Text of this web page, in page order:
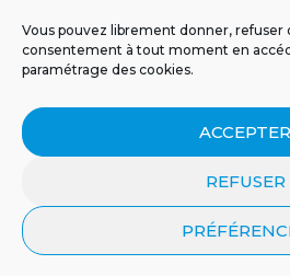
Vous pouvez librement donner, refuser
consentement à tout moment en
paramétrage des cookies.
ACCEPTER
REFUSER
MENTIONS LÉGALES PUBLICITÉ
NOS ÉMISSIONS
POLITIQUE
CONTACT
© 2026 Tous droits réservés